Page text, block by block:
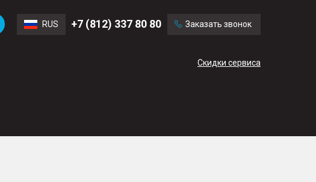
RUS +7 (812) 337 80 80 Заказать звонок
Скидки сервиса